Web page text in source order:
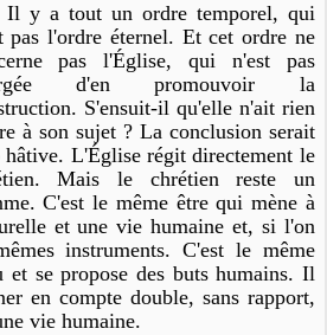
Il y a tout un ordre temporel, qui
pas l'ordre éternel. Et cet ordre ne
pas l'Église, qui n'est pas
d'en promouvoir la
S'ensuit-il qu'elle n'ait rien
à son sujet ? La conclusion serait
hâtive. L'Église régit directement le
Mais le chrétien reste un
C'est le même être qui mène à
et une vie humaine et, si l'on
instruments. C'est le même
se propose des buts humains. Il
en compte double, sans rapport,
vie humaine.